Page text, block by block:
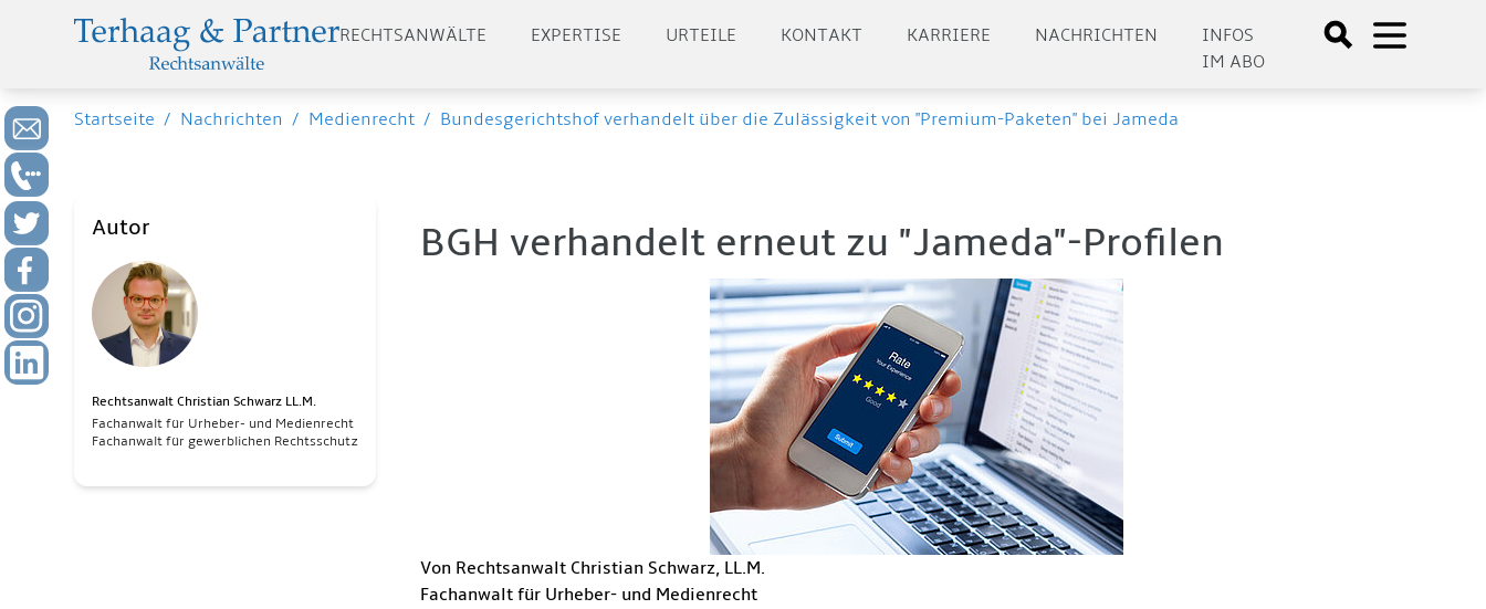
RECHTSANWÄLTE EXPERTISE URTEILE KONTAKT KARRIERE NACHRICHTEN
INFOS
IM ABO
Startseite / Nachrichten / Medienrecht / Bundesgerichtshof verhandelt über die Zulässigkeit von "Premium-Paketen" bei Jameda
Autor
Rechtsanwalt Christian Schwarz LL.M.
Fachanwalt für Urheber- und Medienrecht
Fachanwalt für gewerblichen Rechtsschutz
BGH verhandelt erneut zu "Jameda"-Profilen
Von Rechtsanwalt Christian Schwarz, LL.M.
Fachanwalt für Urheber- und Medienrecht